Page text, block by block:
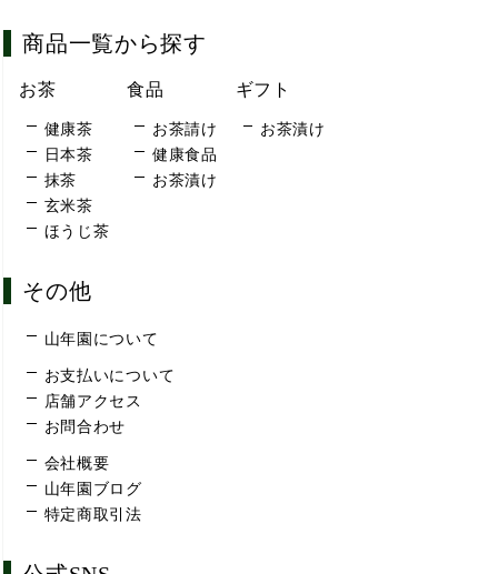
商品一覧から探す
お茶
健康茶
日本茶
抹茶
玄米茶
ほうじ茶
食品
お茶請け
健康食品
お茶漬け
ギフト
お茶漬け
その他
山年園について
お支払いについて
店舗アクセス
お問合わせ
会社概要
山年園ブログ
特定商取引法